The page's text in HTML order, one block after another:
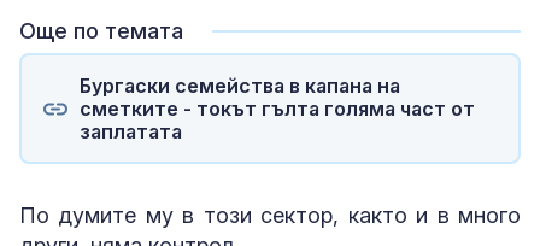
Още по темата
Бургаски семейства в капана на
сметките - токът гълта голяма част от
заплатата
По думите му в този сектор, както и в много